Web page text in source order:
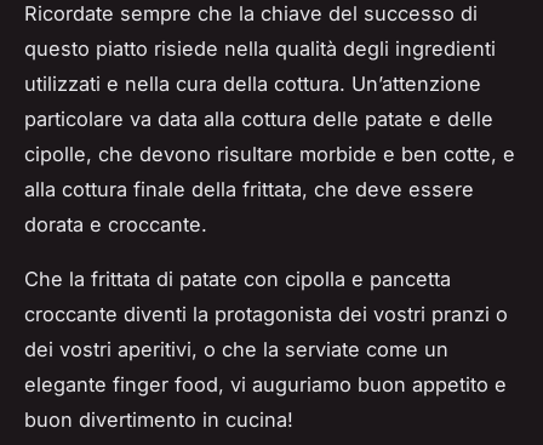
Ricordate sempre che la chiave del successo di
questo piatto risiede nella qualità degli ingredienti
utilizzati e nella cura della cottura. Un’attenzione
particolare va data alla cottura delle patate e delle
cipolle, che devono risultare morbide e ben cotte, e
alla cottura finale della frittata, che deve essere
dorata e croccante.
Che la frittata di patate con cipolla e pancetta
croccante diventi la protagonista dei vostri pranzi o
dei vostri aperitivi, o che la serviate come un
elegante finger food, vi auguriamo buon appetito e
buon divertimento in cucina!